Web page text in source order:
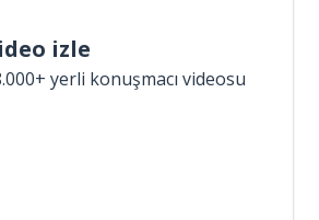
izle
yerli konuşmacı videosu